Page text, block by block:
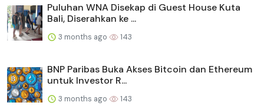
Puluhan WNA Disekap di Guest House Kuta
Bali, Diserahkan ke ...
3 months ago 143
BNP Paribas Buka Akses Bitcoin dan Ethereum
untuk Investor R...
3 months ago 143